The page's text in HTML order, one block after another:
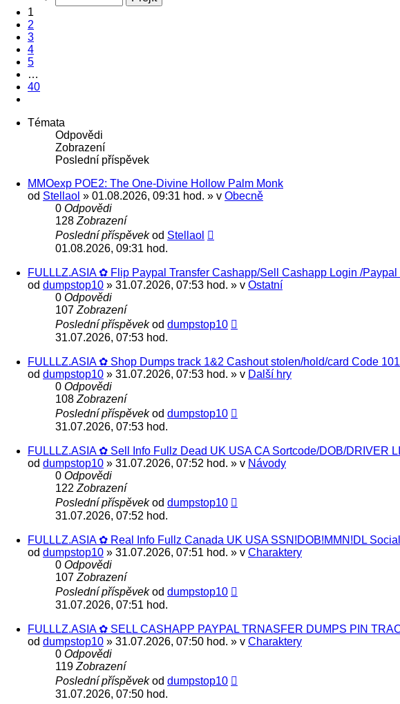
z
40
1
2
3
4
5
…
40
Témata
Odpovědi
Zobrazení
Poslední příspěvek
MMOexp POE2: The One-Divine Hollow Palm Monk
od Stellaol » 01.08.2026, 09:31 hod. » v Obecně
0 Odpovědi
128 Zobrazení
Poslední příspěvekod Stellaol
01.08.2026, 09:31 hod.
FULLLZ.ASIA ✿ Flip Paypal Transfer Cashapp/Sell Cashapp Login /
od dumpstop10 » 31.07.2026, 07:53 hod. » v Ostatní
0 Odpovědi
107 Zobrazení
Poslední příspěvekod dumpstop10
31.07.2026, 07:53 hod.
FULLLZ.ASIA ✿ Shop Dumps track 1&2 Cashout stolen/hold/card Code
od dumpstop10 » 31.07.2026, 07:53 hod. » v Další hry
0 Odpovědi
108 Zobrazení
Poslední příspěvekod dumpstop10
31.07.2026, 07:53 hod.
FULLLZ.ASIA ✿ Sell Info Fullz Dead UK USA CA Sortcode/DOB/DRIVER
od dumpstop10 » 31.07.2026, 07:52 hod. » v Návody
0 Odpovědi
122 Zobrazení
Poslední příspěvekod dumpstop10
31.07.2026, 07:52 hod.
FULLLZ.ASIA ✿ Real Info Fullz Canada UK USA SSN!DOB!MMN!DL
od dumpstop10 » 31.07.2026, 07:51 hod. » v Charaktery
0 Odpovědi
107 Zobrazení
Poslední příspěvekod dumpstop10
31.07.2026, 07:51 hod.
FULLLZ.ASIA ✿ SELL CASHAPP PAYPAL TRNASFER DUMPS PIN
od dumpstop10 » 31.07.2026, 07:50 hod. » v Charaktery
0 Odpovědi
119 Zobrazení
Poslední příspěvekod dumpstop10
31.07.2026, 07:50 hod.